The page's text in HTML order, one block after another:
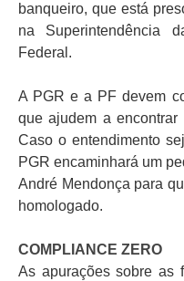
banqueiro, que está
na Superintendência
Federal.
A PGR e a PF devem
que ajudem a
Caso o entendimento
PGR encaminhará um
André Mendonça para
homologado.
COMPLIANCE ZERO
As apurações sobre as